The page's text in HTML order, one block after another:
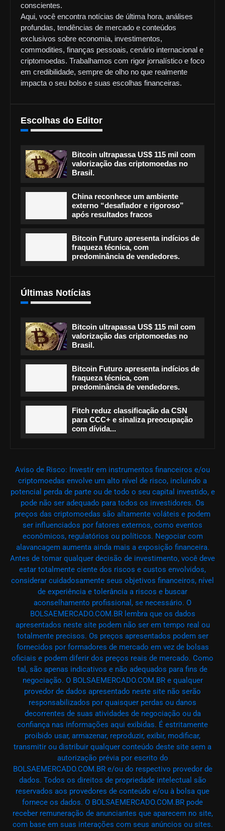
conscientes.
Aqui, você encontra notícias de última hora, análises
profundas, tendências de mercado e conteúdos
exclusivos sobre economia, investimentos,
commodities, finanças pessoais, cenário internacional e
criptomoedas. Trabalhamos com rigor jornalístico e foco
em credibilidade, sempre de olho no que realmente
impacta o seu bolso e suas escolhas financeiras.
Escolhas do Editor
Bitcoin ultrapassa US$ 115 mil com
valorização das criptomoedas no
Brasil.
China reconhece um ambiente
externo “desafiador e rigoroso”
após resultados fracos
Bitcoin Futuro apresenta indícios de
fraqueza técnica, com
predominância de vendedores.
Últimas Notícias
Bitcoin ultrapassa US$ 115 mil com
valorização das criptomoedas no
Brasil.
Bitcoin Futuro apresenta indícios de
fraqueza técnica, com
predominância de vendedores.
Fitch reduz classificação da CSN
para CCC+ e sinaliza preocupação
com dívida...
Aviso de Risco: Investir em instrumentos financeiros e/ou
criptomoedas envolve um alto nível de risco, incluindo a
potencial perda de parte ou de todo o seu capital investido, e
pode não ser adequado para todos os investidores. Os
preços das criptomoedas são altamente voláteis e podem
ser influenciados por fatores externos, como eventos
econômicos, regulatórios ou políticos. Negociar com
alavancagem aumenta ainda mais a exposição financeira.
Antes de tomar qualquer decisão de investimento, você deve
estar totalmente ciente dos riscos e custos envolvidos,
considerar cuidadosamente seus objetivos financeiros, nível
de experiência e tolerância a riscos e buscar
aconselhamento profissional, se necessário. O
BOLSAEMERCADO.COM.BR lembra que os dados
apresentados neste site podem não ser em tempo real ou
totalmente precisos. Os preços apresentados podem ser
fornecidos por formadores de mercado em vez de bolsas
oficiais e podem diferir dos preços reais de mercado. Como
tal, são apenas indicativos e não adequados para fins de
negociação. O BOLSAEMERCADO.COM.BR e qualquer
provedor de dados apresentado neste site não serão
responsabilizados por quaisquer perdas ou danos
decorrentes de suas atividades de negociação ou da
confiança nas informações aqui exibidas. É estritamente
proibido usar, armazenar, reproduzir, exibir, modificar,
transmitir ou distribuir qualquer conteúdo deste site sem a
autorização prévia por escrito do
BOLSAEMERCADO.COM.BR e/ou do respectivo provedor de
dados. Todos os direitos de propriedade intelectual são
reservados aos provedores de conteúdo e/ou à bolsa que
fornece os dados. O BOLSAEMERCADO.COM.BR pode
receber remuneração de anunciantes que aparecem no site,
com base em suas interações com seus anúncios ou sites.